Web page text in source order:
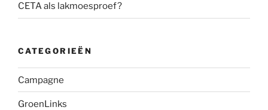
CETA als lakmoesproef?
CATEGORIEËN
Campagne
GroenLinks